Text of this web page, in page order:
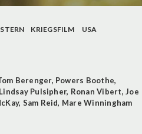
KRIEGSFILM
USA
Berenger, Powers Boothe,
Lindsay Pulsipher, Ronan Vibert,Joe
, Sam Reid, Mare Winningham